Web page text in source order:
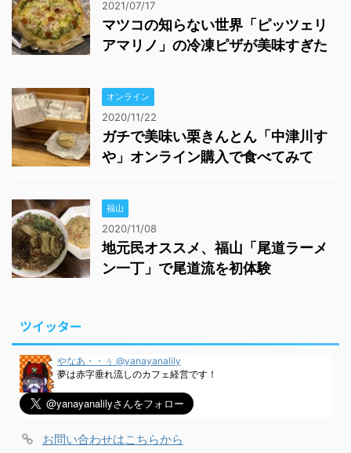
2021/07/17
マツコの知らない世界「ピッツェリ
アマリノ」の冷凍ピザが美味すぎた
オンライン
2020/11/22
ガチで美味い栗きんとん「中津川す
や」オンライン購入で食べてみて
福山
2020/11/08
地元民オススメ、福山「尾道ラーメ
ン一丁」で尾道流を初体験
ツイッター
やなあ・・ぅ @yanayanalily
夢は赤字垂れ流しのカフェ経営です！
お問い合わせはこちらから